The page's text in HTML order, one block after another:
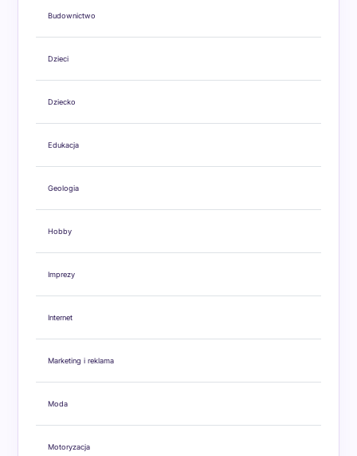
Budownictwo
Dzieci
Dziecko
Edukacja
Geologia
Hobby
Imprezy
Internet
Marketing i reklama
Moda
Motoryzacja